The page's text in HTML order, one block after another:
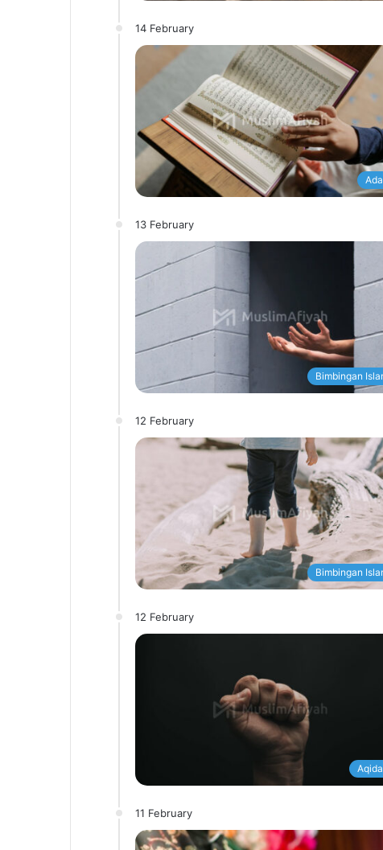
14 February
13 February
Bimbingan
12 February
Bimbingan
12 February
11 February